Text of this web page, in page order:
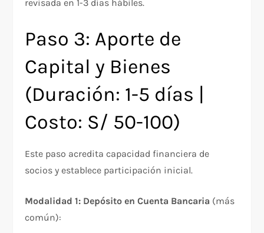
revisada en 1-3 días hábiles.
Paso 3: Aporte de
Capital y Bienes
(Duración: 1-5 días |
Costo: S/ 50-100)
Este paso acredita capacidad financiera de
socios y establece participación inicial.
Modalidad 1: Depósito en Cuenta Bancaria (más
común):